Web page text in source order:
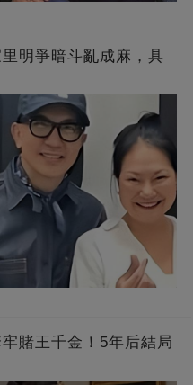
明爭暗斗亂成麻，具
賭王千金！5年后結局